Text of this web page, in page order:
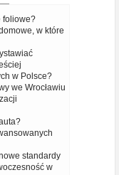
foliowe?
w które
w Polsce?
we Wrocławiu
standardy
w